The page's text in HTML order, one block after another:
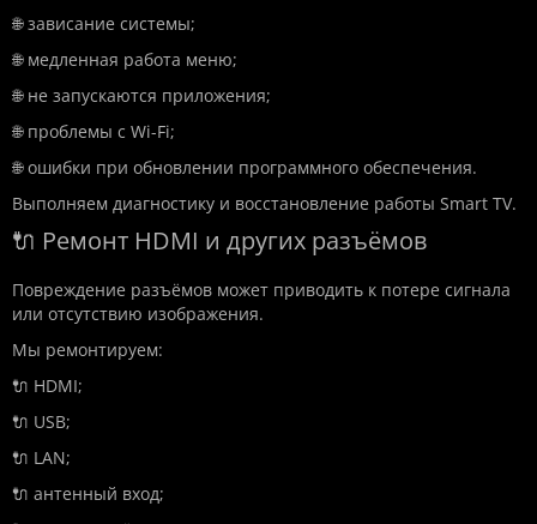
🌐 зависание системы;
🌐 медленная работа меню;
🌐 не запускаются приложения;
🌐 проблемы с Wi-Fi;
🌐 ошибки при обновлении программного обеспечения.
Выполняем диагностику и восстановление работы Smart TV.
🔌 Ремонт HDMI и других разъёмов
Повреждение разъёмов может приводить к потере сигнала
или отсутствию изображения.
Мы ремонтируем:
🔌 HDMI;
🔌 USB;
🔌 LAN;
🔌 антенный вход;